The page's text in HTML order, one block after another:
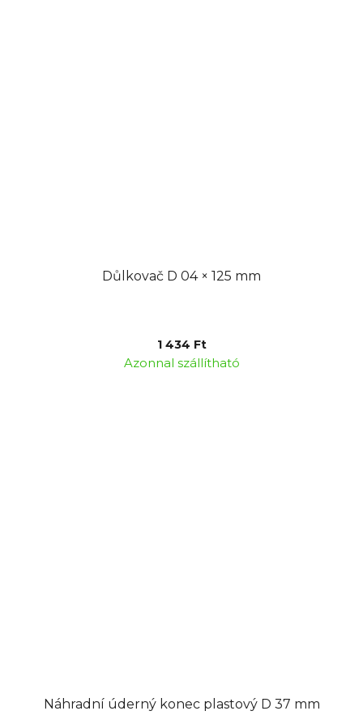
Důlkovač D 04 × 125 mm
1 434 Ft
Azonnal szállítható
Náhradní úderný konec plastový D 37 mm